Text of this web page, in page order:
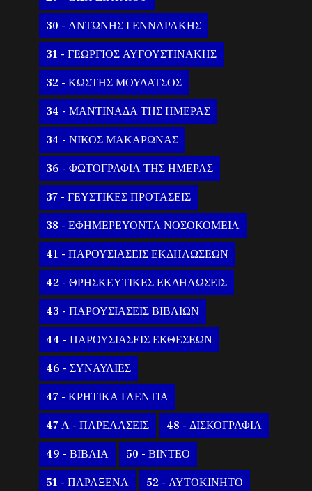
30 - ΑΝΤΩΝΗΣ ΓΕΝΝΑΡΑΚΗΣ
31 - ΓΕΩΡΓΙΟΣ ΑΥΓΟΥΣΤΙΝΑΚΗΣ
32 - ΚΩΣΤΗΣ ΜΟΥΔΑΤΣΟΣ
34 - ΜΑΝΤΙΝΑΔΑ ΤΗΣ ΗΜΕΡΑΣ
34 - ΝΙΚΟΣ ΜΑΚΑΡΩΝΑΣ
36 - ΦΩΤΟΓΡΑΦΙΑ ΤΗΣ ΗΜΕΡΑΣ
37 - ΓΕΥΣΤΙΚΕΣ ΠΡΟΤΑΣΕΙΣ
38 - ΕΦΗΜΕΡΕΥΟΝΤΑ ΝΟΣΟΚΟΜΕΙΑ
41 - ΠΑΡΟΥΣΙΑΣΕΙΣ ΕΚΔΗΛΩΣΕΩΝ
42 - ΘΡΗΣΚΕΥΤΙΚΕΣ ΕΚΔΗΛΩΣΕΙΣ
43 - ΠΑΡΟΥΣΙΑΣΕΙΣ ΒΙΒΛΙΩΝ
44 - ΠΑΡΟΥΣΙΑΣΕΙΣ ΕΚΘΕΣΕΩΝ
46 - ΣΥΝΑΥΛΙΕΣ
47 - ΚΡΗΤΙΚΑ ΓΛΕΝΤΙΑ
47 Α - ΠΑΡΕΛΑΣΕΙΣ 48 - ΔΙΣΚΟΓΡΑΦΙΑ
49 - ΒΙΒΛΙΑ 50 - ΒΙΝΤΕΟ
51 - ΠΑΡΑΞΕΝΑ 52 - ΑΥΤΟΚΙΝΗΤΟ